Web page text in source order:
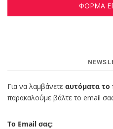
ΦΟΡΜΑ
Για να λαμβάνετε αυτόματα το
παρακαλούμε βάλτε το email
Το Email σας: